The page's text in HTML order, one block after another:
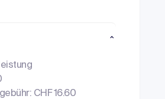
CHF 16.60